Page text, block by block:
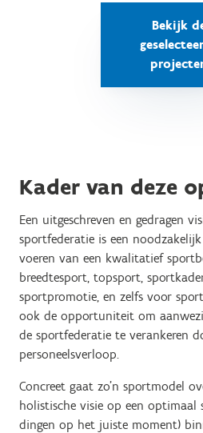
Bekijk
Kader van deze
Een uitgeschreven en gedragen
sportfederatie is een
voeren van een kwalitatief
breedtesport, topsport,
sportpromotie, en zelfs voor
ook de opportuniteit om
de sportfederatie te verankeren
personeelsverloop.
Concreet gaat zo’n sportmodel
holistische visie op een optimaal
dingen op het juiste moment)